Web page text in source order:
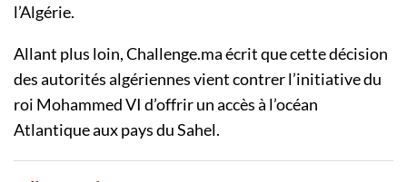
l’Algérie.
Allant plus loin, Challenge.ma écrit que cette décision
des autorités algériennes vient contrer l’initiative du
roi Mohammed VI d’offrir un accès à l’océan
Atlantique aux pays du Sahel.